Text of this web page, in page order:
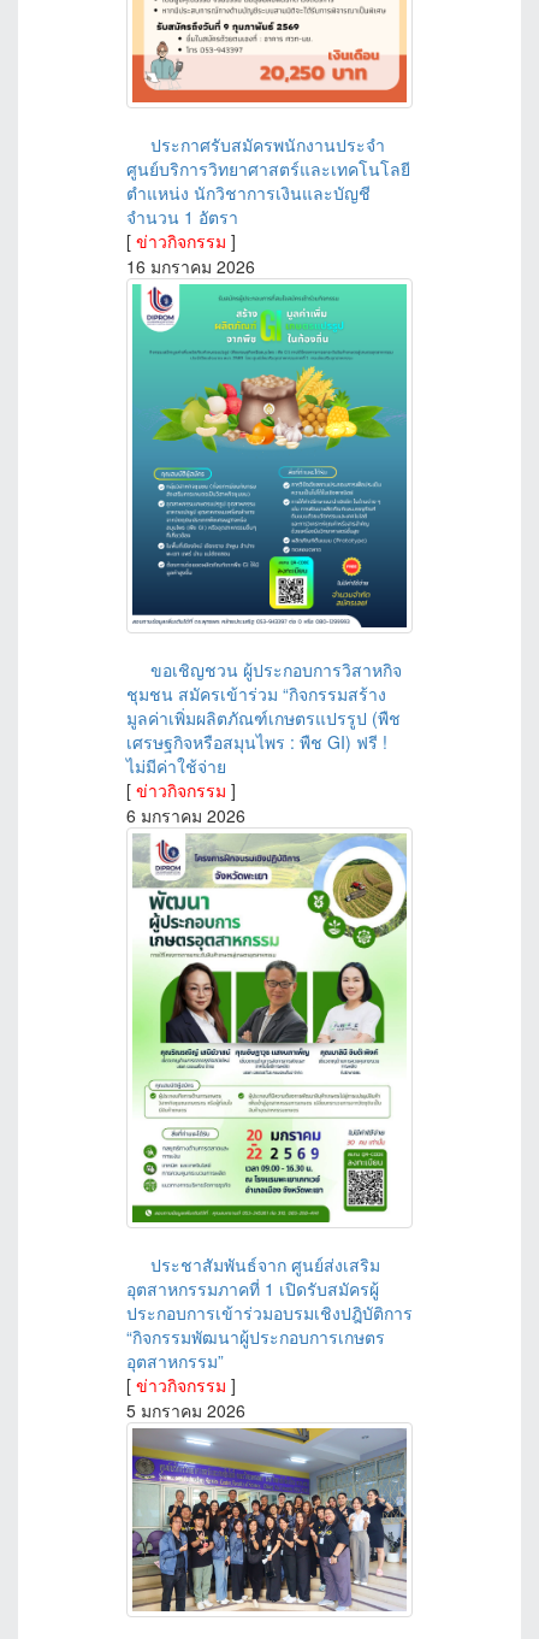
ประกาศรับสมัครพนักงานประจำ
ศูนย์บริการวิทยาศาสตร์และเทคโนโลยี
ตำแหน่ง นักวิชาการเงินและบัญชี
จำนวน 1 อัตรา
[ ข่าวกิจกรรม ]
16 มกราคม 2026
ขอเชิญชวน ผู้ประกอบการวิสาหกิจ
ชุมชน สมัครเข้าร่วม “กิจกรรมสร้าง
มูลค่าเพิ่มผลิตภัณฑ์เกษตรแปรรูป (พืช
เศรษฐกิจหรือสมุนไพร : พืช GI) ฟรี !
ไม่มีค่าใช้จ่าย
[ ข่าวกิจกรรม ]
6 มกราคม 2026
ประชาสัมพันธ์จาก ศูนย์ส่งเสริม
อุตสาหกรรมภาคที่ 1 เปิดรับสมัครผู้
ประกอบการเข้าร่วมอบรมเชิงปฎิบัติการ
“กิจกรรมพัฒนาผู้ประกอบการเกษตร
อุตสาหกรรม”
[ ข่าวกิจกรรม ]
5 มกราคม 2026